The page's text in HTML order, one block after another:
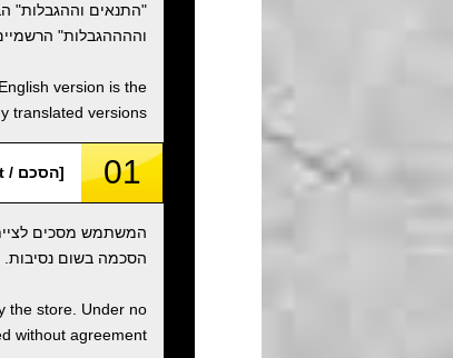
"התנאים וההגבלות"
וההההגבלות"
version is the
translated versions.
01 [הסכם / Agreement]
המשתמש מסכים
הסכמה בשום נסיבות.
the store. Under no
without agreement.